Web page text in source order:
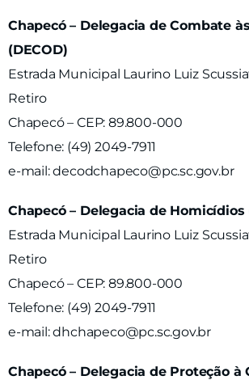
Chapecó – Delegacia de Combate
(DECOD)
Estrada Municipal Laurino Luiz
Retiro
Chapecó – CEP: 89.800-000
Telefone: (49) 2049-7911
e-mail:decodchapeco@pc.sc.gov.br
Chapecó – Delegacia de Homicídios
Estrada Municipal Laurino Luiz
Retiro
Chapecó – CEP: 89.800-000
Telefone: (49) 2049-7911
e-mail:dhchapeco@pc.sc.gov.br
Chapecó – Delegacia de Proteção à